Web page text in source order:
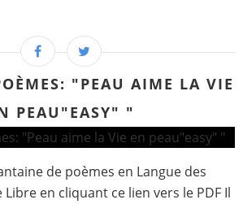
"PEAU AIME LA VIE
PEAU"EASY" "
de poèmes en Langue des
Libre en cliquant ce lien vers le PDF Il